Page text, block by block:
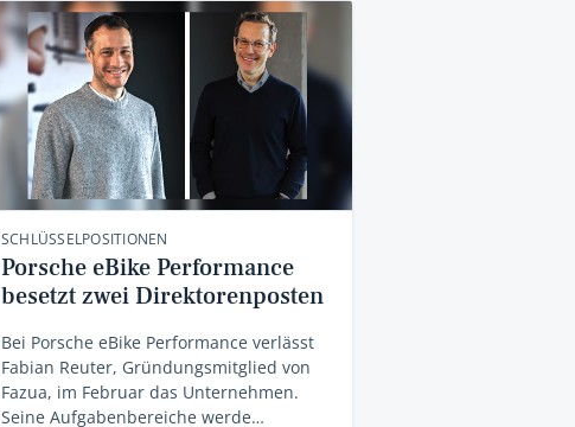
SCHLÜSSELPOSITIONEN
Porsche eBike Performance
besetzt zwei Direktorenposten
Bei Porsche eBike Performance verlässt
Fabian Reuter, Gründungsmitglied von
Fazua, im Februar das Unternehmen.
Seine Aufgabenbereiche werde…